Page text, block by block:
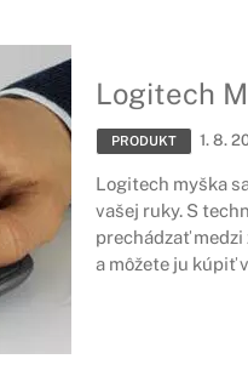
Logitech
PRODUKT 1. 8.
Logitech myška
vašej ruky. S
prechádzať
a môžete ju kúpiť